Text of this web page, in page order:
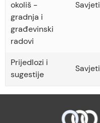
okoliš -
gradnja i
građevinski
radovi
Savjeti
Prijedlozi i
sugestije
Savjeti